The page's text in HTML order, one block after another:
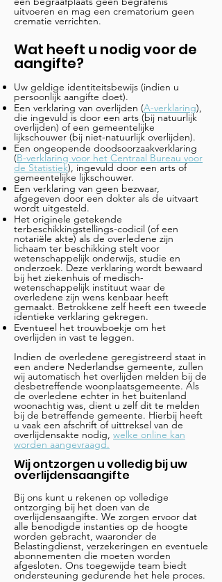
uitvoeren en mag een crematorium geen
crematie verrichten.
Wat heeft u nodig voor de
aangifte?
Uw geldige identiteitsbewijs (indien u
persoonlijk aangifte doet).
Een verklaring van overlijden (A-verklaring),
die ingevuld is door een arts (bij natuurlijk
overlijden) of een gemeentelijke
lijkschouwer (bij niet-natuurlijk overlijden).
Een ongeopende doodsoorzaakverklaring
(B-verklaring voor het Centraal Bureau voor
de Statistiek), ingevuld door een arts of
gemeentelijke lijkschouwer.
Een verklaring van geen bezwaar,
afgegeven door een dokter als de uitvaart
wordt uitgesteld.
Het originele getekende
terbeschikkingstellings-codicil (of een
notariële akte) als de overledene zijn
lichaam ter beschikking stelt voor
wetenschappelijk onderwijs, studie en
onderzoek. Deze verklaring wordt bewaard
bij het ziekenhuis of medisch-
wetenschappelijk instituut waar de
overledene zijn wens kenbaar heeft
gemaakt. Betrokkene zelf heeft een tweede
identieke verklaring gekregen.
Eventueel het trouwboekje om het
overlijden in vast te leggen.
Indien de overledene geregistreerd staat in
een andere Nederlandse gemeente, zullen
wij automatisch het overlijden melden bij de
desbetreffende woonplaatsgemeente. Als
de overledene echter in het buitenland
woonachtig was, dient u zelf dit te melden
bij de betreffende gemeente. Hierbij heeft
u vaak een afschrift of uittreksel van de
overlijdensakte nodig, welke online kan
worden aangevraagd.
Wij ontzorgen u volledig bij uw
overlijdensaangifte
Bij ons kunt u rekenen op volledige
ontzorging bij het doen van de
overlijdensaangifte. We zorgen ervoor dat
alle benodigde instanties op de hoogte
worden gebracht, waaronder de
Belastingdienst, verzekeringen en eventuele
abonnementen die moeten worden
afgesloten. Ons toegewijde team biedt
ondersteuning gedurende het hele proces.